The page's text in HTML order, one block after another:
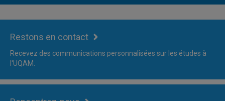
Restons en contact
Recevez des communications personnalisées sur les études à
l'UQAM.